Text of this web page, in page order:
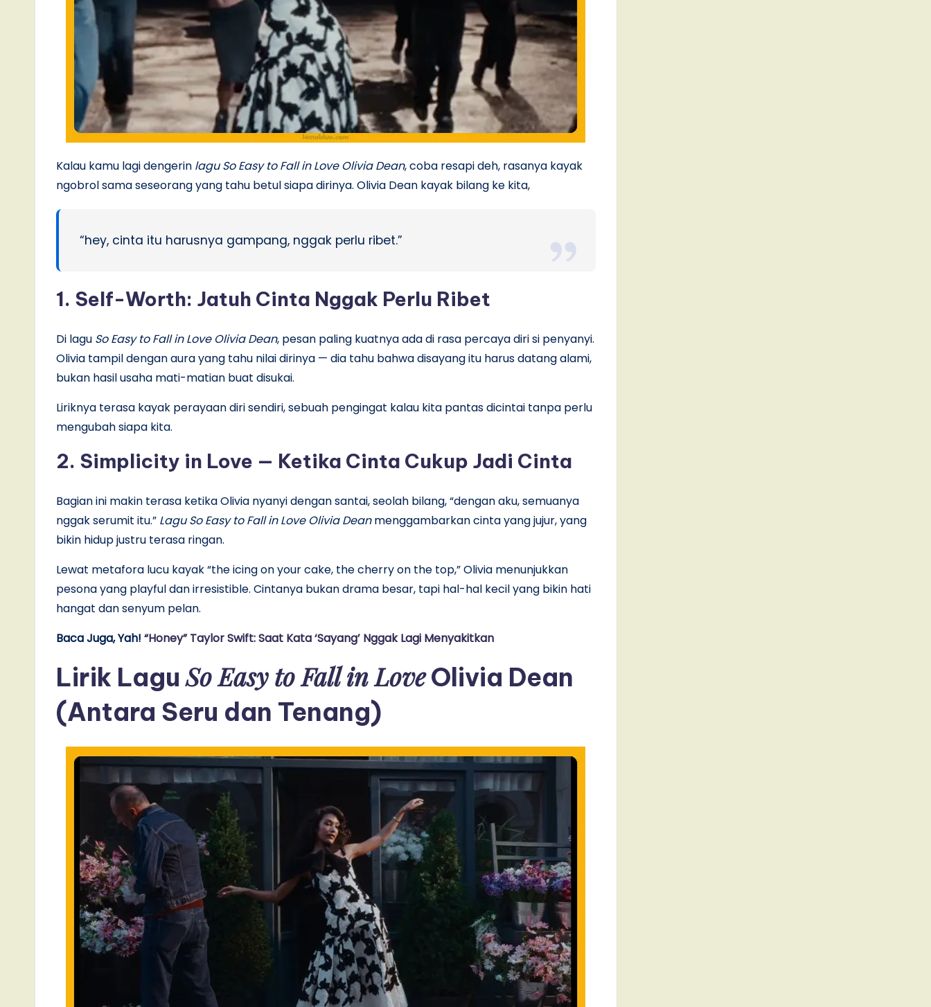
Kalau kamu lagi dengerin lagu So Easy to Fall in Love Olivia Dean, coba resapi deh, rasanya kayak
ngobrol sama seseorang yang tahu betul siapa dirinya. Olivia Dean kayak bilang ke kita,
“hey, cinta itu harusnya gampang, nggak perlu ribet.”
1. Self-Worth: Jatuh Cinta Nggak Perlu Ribet
Di lagu So Easy to Fall in Love Olivia Dean, pesan paling kuatnya ada di rasa percaya diri si penyanyi.
Olivia tampil dengan aura yang tahu nilai dirinya — dia tahu bahwa disayang itu harus datang alami,
bukan hasil usaha mati-matian buat disukai.
Liriknya terasa kayak perayaan diri sendiri, sebuah pengingat kalau kita pantas dicintai tanpa perlu
mengubah siapa kita.
2. Simplicity in Love — Ketika Cinta Cukup Jadi Cinta
Bagian ini makin terasa ketika Olivia nyanyi dengan santai, seolah bilang, “dengan aku, semuanya
nggak serumit itu.” Lagu So Easy to Fall in Love Olivia Deanmenggambarkan cinta yang jujur, yang
bikin hidup justru terasa ringan.
Lewat metafora lucu kayak “the icing on your cake, the cherry on the top,” Olivia menunjukkan
pesona yang playful dan irresistible. Cintanya bukan drama besar, tapi hal-hal kecil yang bikin hati
hangat dan senyum pelan.
Baca Juga, Yah! “Honey” Taylor Swift: Saat Kata ‘Sayang’ Nggak Lagi Menyakitkan
Lirik LaguSo Easy to Fall in LoveOlivia Dean
(Antara Seru dan Tenang)